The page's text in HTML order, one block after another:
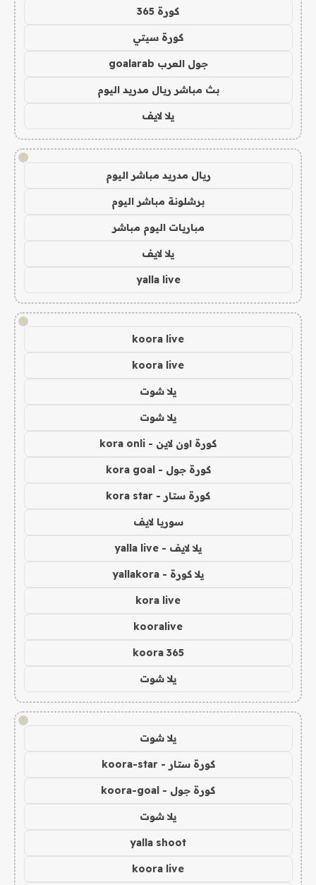
كورة 365
كورة سيتي
جول العرب goalarab
بث مباشر ريال مدريد اليوم
يلا لايف
!
ريال مدريد مباشر اليوم
برشلونة مباشر اليوم
مباريات اليوم مباشر
يلا لايف
yalla live
!
koora live
koora live
يلا شوت
يلا شوت
كورة اون لاين - kora onli
كورة جول - kora goal
كورة ستار - kora star
سوريا لايف
يلا لايف - yalla live
يلا كورة - yallakora
kora live
kooralive
koora 365
يلا شوت
!
يلا شوت
كورة ستار - koora-star
كورة جول - koora-goal
يلا شوت
yalla shoot
koora live